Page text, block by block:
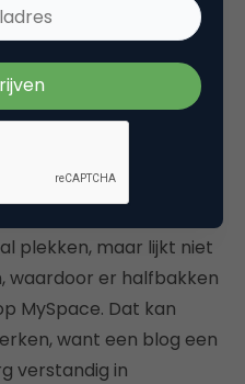
waar de kandidaten je
met je te worden.
in het inzetten
en snapt ook de kracht
plekken (dat doet hij
eigen
plekken, maar lijkt niet
waardoor er halfbakken
MySpace. Dat kan
want een blog een
verstandig in